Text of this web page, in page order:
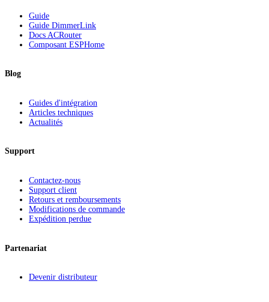
Guide
Guide DimmerLink
Docs ACRouter
Composant ESPHome
Blog
Guides d'intégration
Articles techniques
Actualités
Support
Contactez-nous
Support client
Retours et remboursements
Modifications de commande
Expédition perdue
Partenariat
Devenir distributeur